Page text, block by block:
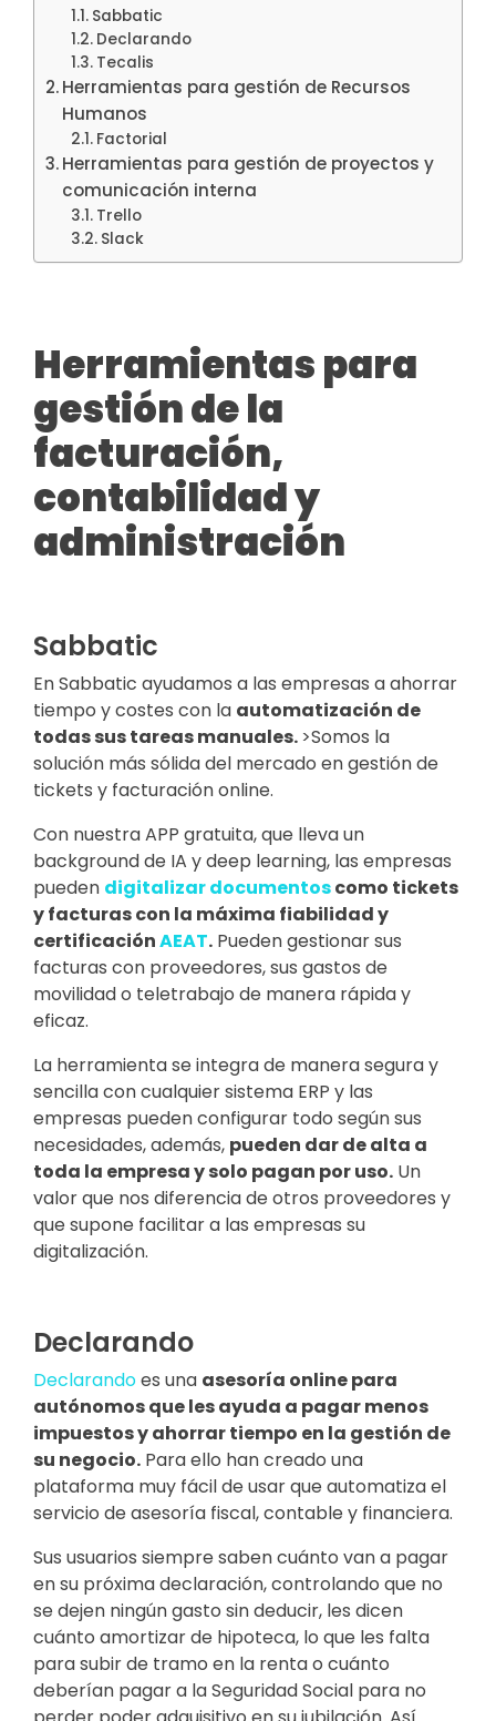
Sabbatic
Declarando
Tecalis
Herramientas para gestión de Recursos
Humanos
Factorial
Herramientas para gestión de proyectos y
comunicación interna
Trello
Slack
Herramientas para
gestión de la
facturación,
contabilidad y
administración
Sabbatic
En Sabbatic ayudamos a las empresas a ahorrar
tiempo y costes con la automatización de
todas sus tareas manuales. >Somos la
solución más sólida del mercado en gestión de
tickets y facturación online.
Con nuestra APP gratuita, que lleva un
background de IA y deep learning, las empresas
pueden digitalizar documentoscomo tickets
y facturas con la máxima fiabilidad y
certificaciónAEAT. Pueden gestionar sus
facturas con proveedores, sus gastos de
movilidad o teletrabajo de manera rápida y
eficaz.
La herramienta se integra de manera segura y
sencilla con cualquier sistema ERP y las
empresas pueden configurar todo según sus
necesidades, además, pueden dar de alta a
toda la empresa y solo pagan por uso. Un
valor que nos diferencia de otros proveedores y
que supone facilitar a las empresas su
digitalización.
Declarando
Declarandoes una asesoría online para
autónomos que les ayuda a pagar menos
impuestos y ahorrar tiempo en la gestión de
su negocio. Para ello han creado una
plataforma muy fácil de usar que automatiza el
servicio de asesoría fiscal, contable y financiera.
Sus usuarios siempre saben cuánto van a pagar
en su próxima declaración, controlando que no
se dejen ningún gasto sin deducir, les dicen
cuánto amortizar de hipoteca, lo que les falta
para subir de tramo en la renta o cuánto
deberían pagar a la Seguridad Social para no